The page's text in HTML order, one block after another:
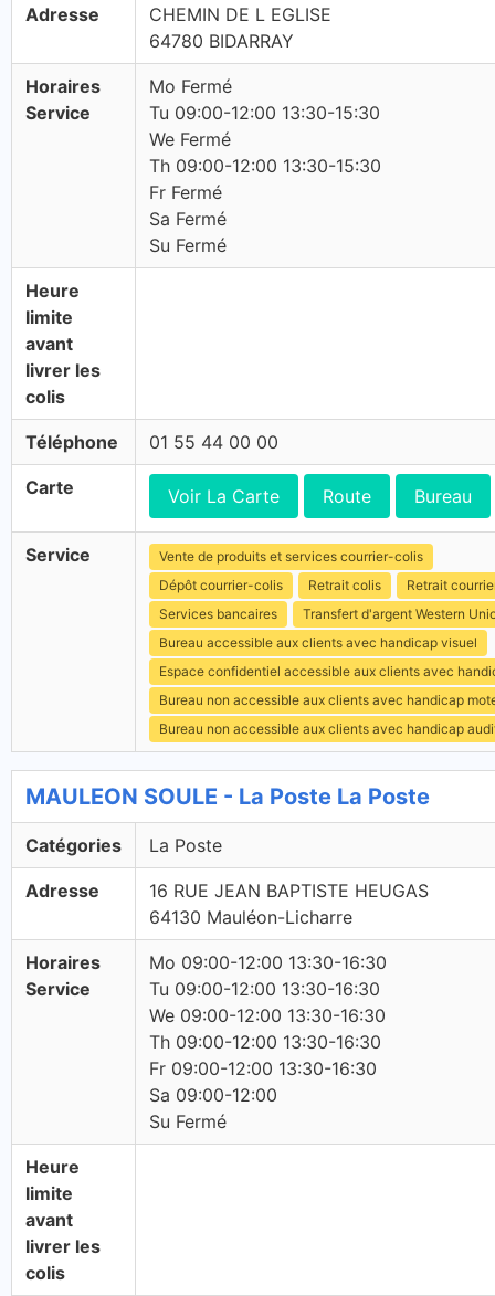
Adresse
CHEMIN DE L EGLISE
64780 BIDARRAY
Horaires
Service
Mo Fermé
Tu 09:00-12:00 13:30-15:30
We Fermé
Th 09:00-12:00 13:30-15:30
Fr Fermé
Sa Fermé
Su Fermé
Heure
limite
avant
livrer les
colis
Téléphone 01 55 44 00 00
Carte Voir La Carte Route Bureau
Service
Vente de produits et services courrier-colis
Dépôt courrier-colis
Retrait colis
Retrait
Services bancaires
Transfert d'argent Western
Bureau accessible aux clients avec handicap visuel
Espace confidentiel accessible aux clients avec
Bureau non accessible aux clients avec handicap
Bureau non accessible aux clients avec handicap
MAULEON SOULE - La Poste La Poste
Catégories La Poste
Adresse
16 RUE JEAN BAPTISTE HEUGAS
64130 Mauléon-Licharre
Horaires
Service
Mo 09:00-12:00 13:30-16:30
Tu 09:00-12:00 13:30-16:30
We 09:00-12:00 13:30-16:30
Th 09:00-12:00 13:30-16:30
Fr 09:00-12:00 13:30-16:30
Sa 09:00-12:00
Su Fermé
Heure
limite
avant
livrer les
colis